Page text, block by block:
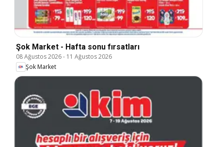
Şok Market - Hafta sonu fırsatları
08 Ağustos 2026- 11 Ağustos 2026
Şok Market